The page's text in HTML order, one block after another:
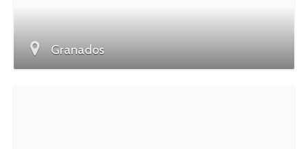
Granados